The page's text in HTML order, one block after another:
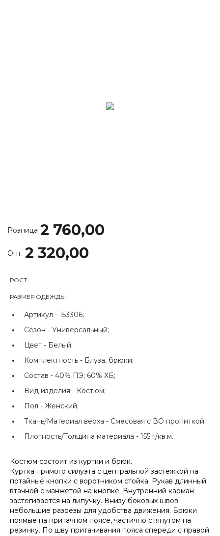
Розница 2 760,00
Опт. 2 320,00
РОСТ
РАЗМЕР ОДЕЖДЫ
Артикул - 153306;
Сезон - Универсальный;
Цвет - Белый;
Комплектность - Блуза, брюки;
Состав - 40% ПЭ; 60% ХБ;
Вид изделия - Костюм;
Пол - Женский;
Ткань/Материал верха - Смесовая с ВО пропиткой;
Плотность/Толщина материала - 155 г/кв.м.;
Костюм состоит из куртки и брюк.
Куртка прямого силуэта с центральной застежкой на
потайные кнопки с воротником стойка. Рукав длинный
втачной с манжетой на кнопке. Внутренний карман
застегивается на липучку. Внизу боковых швов
небольшие разрезы для удобства движения. Брюки
прямые на притачном поясе, частично стянутом на
резинку. По шву притачивания пояса спереди с правой